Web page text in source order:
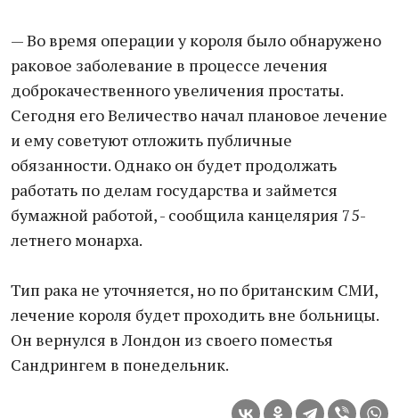
— Во время операции у короля было обнаружено
раковое заболевание в процессе лечения
доброкачественного увеличения простаты.
Сегодня его Величество начал плановое лечение
и ему советуют отложить публичные
обязанности. Однако он будет продолжать
работать по делам государства и займется
бумажной работой, - сообщила канцелярия 75-
летнего монарха.
Тип рака не уточняется, но по британским СМИ,
лечение короля будет проходить вне больницы.
Он вернулся в Лондон из своего поместья
Сандрингем в понедельник.